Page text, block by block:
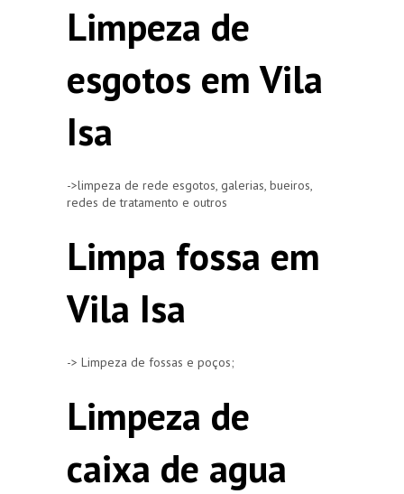
Limpeza de
esgotos em Vila
Isa
->limpeza de rede esgotos, galerias, bueiros,
redes de tratamento e outros
Limpa fossa em
Vila Isa
-> Limpeza de fossas e poços;
Limpeza de
caixa de agua